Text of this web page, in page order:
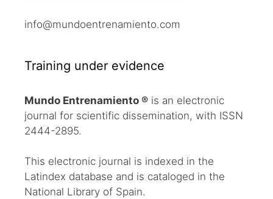
info@mundoentrenamiento.com
Training under evidence
Mundo Entrenamiento ® is an electronic
journal for scientific dissemination, with ISSN
2444-2895.
This electronic journal is indexed in the
Latindex database and is cataloged in the
National Library of Spain.